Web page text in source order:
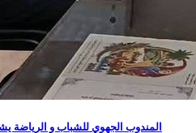
المندوب الجهوي للشباب و